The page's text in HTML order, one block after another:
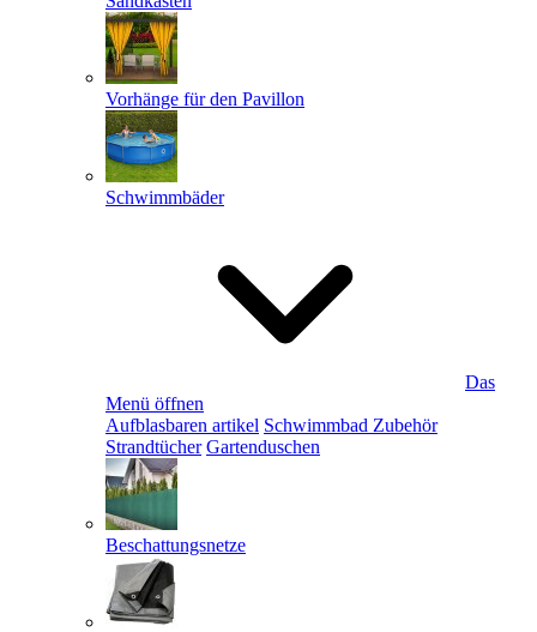
Vorhänge für den Pavillon
Schwimmbäder
Das
Menü öffnen
Aufblasbaren artikel Schwimmbad Zubehör
Strandtücher Gartenduschen
Beschattungsnetze